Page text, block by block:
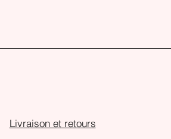
Livraison et retours